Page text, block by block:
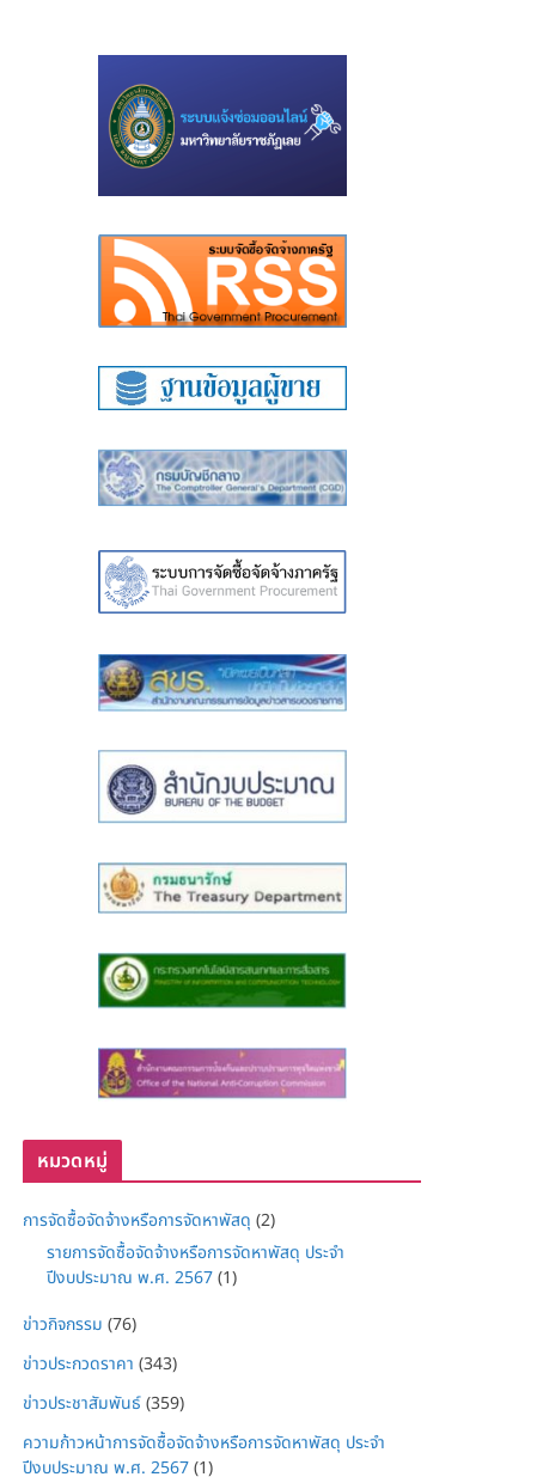
หมวดหมู่
การจัดซื้อจัดจ้างหรือการจัดหาพัสดุ (2)
รายการจัดซื้อจัดจ้างหรือการจัดหาพัสดุ ประจำ
ปีงบประมาณ พ.ศ. 2567(1)
ข่าวกิจกรรม (76)
ข่าวประกวดราคา (343)
ข่าวประชาสัมพันธ์(359)
ความก้าวหน้าการจัดซื้อจัดจ้างหรือการจัดหาพัสดุ ประจำ
ปีงบประมาณ พ.ศ. 2567(1)